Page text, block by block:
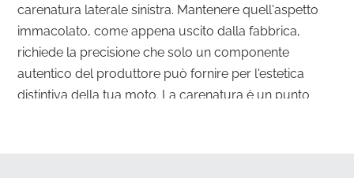
carenatura laterale sinistra. Mantenere quell'aspetto
immacolato, come appena uscito dalla fabbrica,
richiede la precisione che solo un componente
autentico del produttore può fornire per l'estetica
distintiva della tua moto. La carenatura è un punto